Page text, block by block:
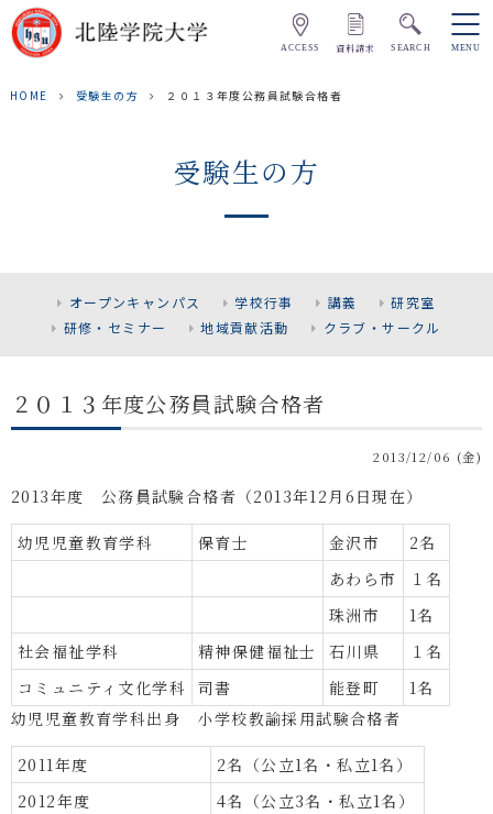
ACCESS 資料請求 SEARCH MENU
HOME 受験生の方 ２０１３年度公務員試験合格者
受験生の方
オープンキャンパス 学校行事 講義
研究室
研修・セミナー
地域貢献活動 クラブ・サークル
２０１３年度公務員試験合格者
2013/12/06 (金)
2013年度 公務員試験合格者（2013年12月6日現在）
幼児児童教育学科 保育士 金沢市
2名
あわら市
１名
珠洲市
1名
社会福祉学科
精神保健福祉士 石川県
１名
コミュニティ文化学科
司書 能登町
1名
幼児児童教育学科出身 小学校教諭採用試験合格者
2011年度
2名（公立1名・私立1名）
2012年度
4名（公立3名・私立1名）